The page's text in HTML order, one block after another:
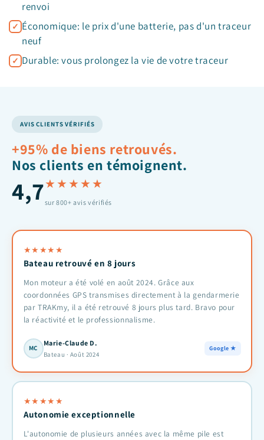
renvoi
Économique: le prix d'une batterie, pas d'un traceur
neuf
Durable: vous prolongez la vie de votre traceur
AVIS CLIENTS VÉRIFIÉS
+95% de biens retrouvés.
Nos clients en témoignent.
4,7★★★★★
sur 800+ avis vérifiés
★★ ★★ ★
Bateau retrouvé en 8 jours
Mon moteur a été volé en août 2024. Grâce aux
coordonnées GPS transmises directement à la gendarmerie
par TRAKmy, il a été retrouvé 8 jours plus tard. Bravo pour
la réactivité et le professionnalisme.
MC
Marie-Claude D.
Bateau · Août 2024
Google ★
★★ ★★ ★
Autonomie exceptionnelle
L'autonomie de plusieurs années avec la même pile est